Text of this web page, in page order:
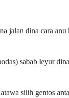
jalan dina cara
sabab leyur
silih gentos